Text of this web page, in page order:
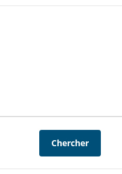
Chercher